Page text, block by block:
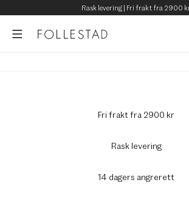
Rask levering | Fri frakt fra 2900
Fri frakt fra 2900 kr
Rask levering
14 dagers angrerett